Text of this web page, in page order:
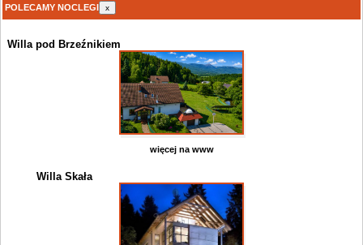
POLECAMY NOCLEGI x
Willa pod Brzeźnikiem
więcej na www
Willa Skała